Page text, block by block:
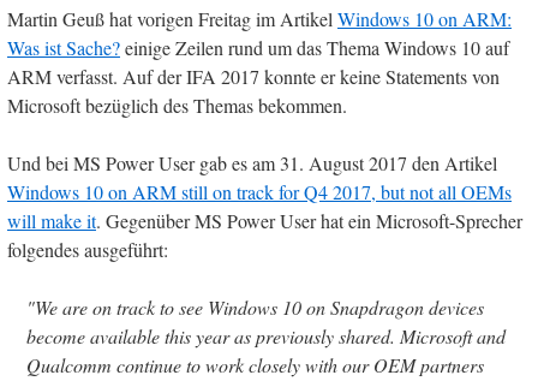
Martin Geuß hat vorigen Freitag im ArtikelWindows 10 on ARM:
Was ist Sache?einige Zeilen rund um das Thema Windows 10 auf
ARM verfasst. Auf der IFA 2017 konnte er keine Statements von
Microsoft bezüglich des Themas bekommen.
Und bei MS Power User gab es am 31. August 2017 den Artikel
Windows 10 on ARM still on track for Q4 2017, but not all OEMs
will make it. Gegenüber MS Power User hat ein Microsoft-Sprecher
folgendes ausgeführt:
"We are on track to see Windows 10 on Snapdragon devices
become available this year as previously shared. Microsoft and
Qualcomm continue to work closely with our OEM partners